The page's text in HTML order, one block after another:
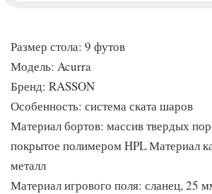
только роскошный вид, но и защиту от
разработанных регулируемых опорах
гальванического покрытия.
Размер стола: 9 футов
Модель: Acurra
Бренд: RASSON
Особенность: система ската шаров
Материал бортов: массив твердых
покрытое полимером HPL Материал
металл
Материал игрового поля: сланец, 25